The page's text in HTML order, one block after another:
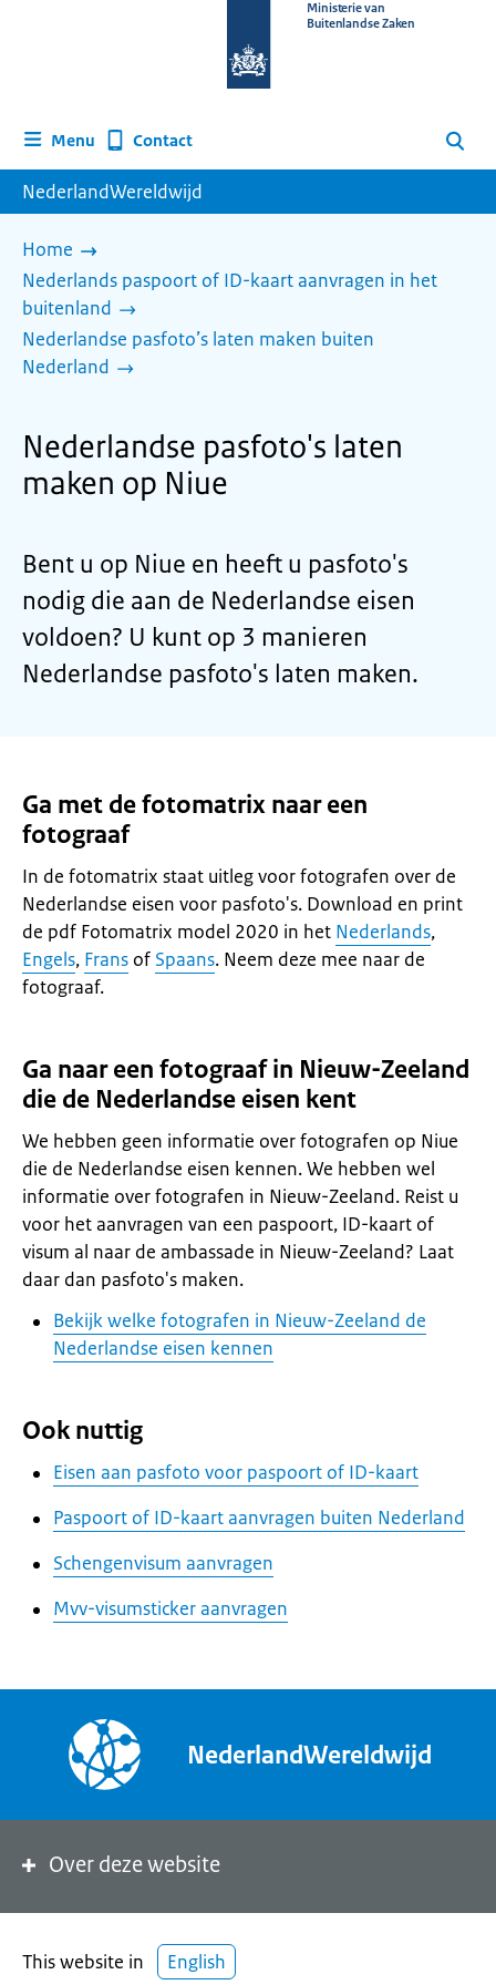
homepage
Ministerie van
Buitenlandse Zaken
Menu Contact Zoeken
NederlandWereldwijd
Home
Nederlands paspoort of ID-kaart aanvragen in het
buitenland
Nederlandse pasfoto’s laten maken buiten
Nederland
Nederlandse pasfoto's laten
maken op Niue
Bent u op Niue en heeft u pasfoto's
nodig die aan de Nederlandse eisen
voldoen? U kunt op 3 manieren
Nederlandse pasfoto's laten maken.
Ga met de fotomatrix naar een
fotograaf
In de fotomatrix staat uitleg voor fotografen over de
Nederlandse eisen voor pasfoto's. Download en print
de pdf Fotomatrix model 2020 in het Nederlands,
Engels, Frans of Spaans. Neem deze mee naar de
fotograaf.
Ga naar een fotograaf in Nieuw-Zeeland
die de Nederlandse eisen kent
We hebben geen informatie over fotografen op Niue
die de Nederlandse eisen kennen. We hebben wel
informatie over fotografen in Nieuw-Zeeland. Reist u
voor het aanvragen van een paspoort, ID-kaart of
visum al naar de ambassade in Nieuw-Zeeland? Laat
daar dan pasfoto's maken.
Bekijk welke fotografen in Nieuw-Zeeland de
Nederlandse eisen kennen
Ook nuttig
Eisen aan pasfoto voor paspoort of ID-kaart
Paspoort of ID-kaart aanvragen buiten Nederland
Schengenvisum aanvragen
Mvv-visumsticker aanvragen
NederlandWereldwijd
Over deze website
This website in English